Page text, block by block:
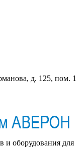
д. 125, пом. 1
и оборудования для